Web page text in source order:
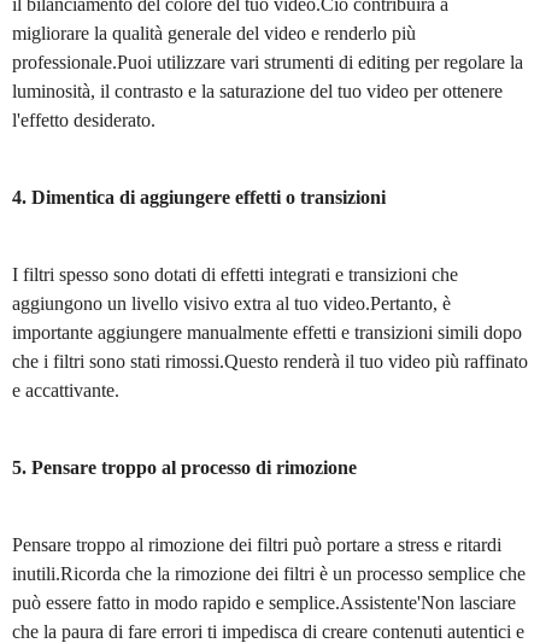
il bilanciamento del colore del tuo video.Ciò contribuirà a
migliorare la qualità generale del video e renderlo più
professionale.Puoi utilizzare vari strumenti di editing per regolare la
luminosità, il contrasto e la saturazione del tuo video per ottenere
l'effetto desiderato.
4. Dimentica di aggiungere effetti o transizioni
I filtri spesso sono dotati di effetti integrati e transizioni che
aggiungono un livello visivo extra al tuo video.Pertanto, è
importante aggiungere manualmente effetti e transizioni simili dopo
che i filtri sono stati rimossi.Questo renderà il tuo video più raffinato
e accattivante.
5. Pensare troppo al processo di rimozione
Pensare troppo al rimozione dei filtri può portare a stress e ritardi
inutili.Ricorda che la rimozione dei filtri è un processo semplice che
può essere fatto in modo rapido e semplice.Assistente'Non lasciare
che la paura di fare errori ti impedisca di creare contenuti autentici e